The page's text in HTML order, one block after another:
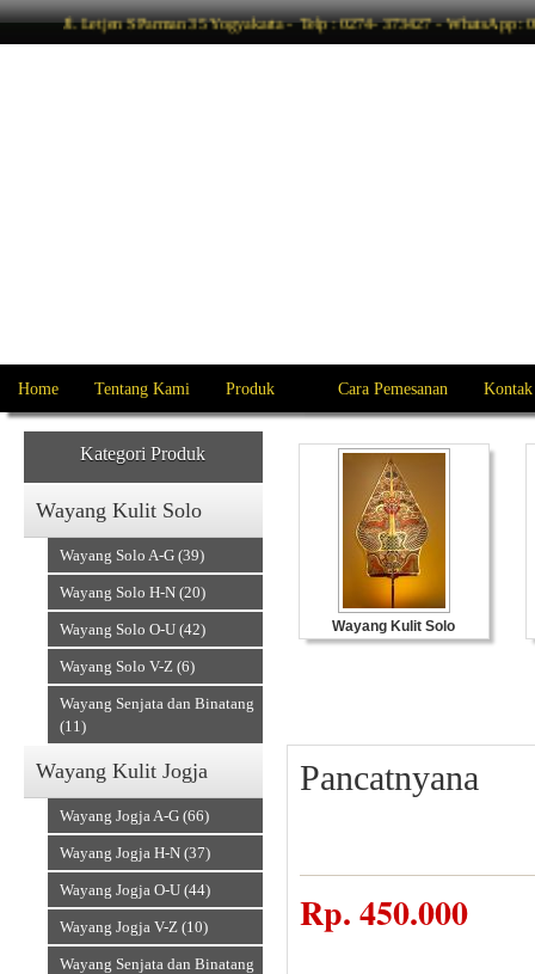
Jl. Letjen S Parman 35 Yogyakarta - Telp : 0274- 373427 - WhatsApp
Home Tentang Kami Produk Cara Pemesanan
Kategori Produk
Wayang Kulit Solo
Wayang Solo A-G (39)
Wayang Solo H-N (20)
Wayang Solo O-U (42)
Wayang Solo V-Z (6)
Wayang Senjata dan Binatang
(11)
Wayang Kulit Jogja
Wayang Jogja A-G (66)
Wayang Jogja H-N (37)
Wayang Jogja O-U (44)
Wayang Jogja V-Z (10)
Wayang Senjata dan Binatang
Wayang Kulit Solo
Pancatnyana
Rp.450.000